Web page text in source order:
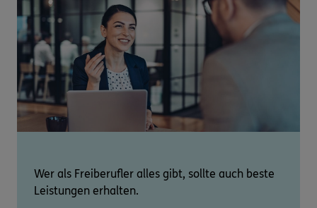
Wer als Freiberufler alles gibt, sollte auch beste
Leistungen erhalten.